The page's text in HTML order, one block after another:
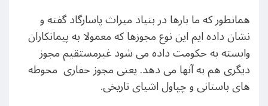
همانطور که ما بارها در بنیاد میراث پاسارگاد گفته و
نشان داده ایم این نوع مجوزها که معمولا به پیمانکاران
وابسته به حکومت داده می شود غیرمستقیم مجوز
دیگری هم به آنها می دهد. یعنی مجوز حفاری محوطه
های باستانی و چپاول اشیای تاریخی.